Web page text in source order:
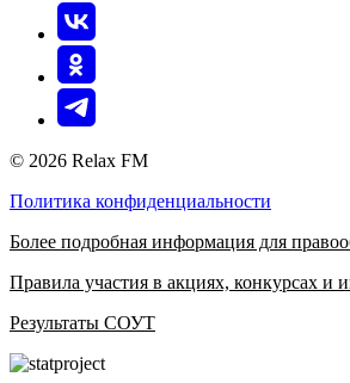
© 2026 Relax FM
Политика конфиденциальности
Более подробная информация для
Правила участия в акциях, конкурсах и
Результаты СОУТ